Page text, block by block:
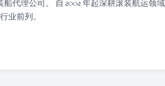
代理公司。 自 2002 年起深耕滚装航运领
业前列。